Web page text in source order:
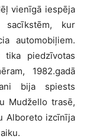
vienīgā iespēja
sacīkstēm, kur
automobiļiem.
tika piedzīvotas
1982.gadā
bija spiests
Mudžello trasē,
Alboreto izcīnīja